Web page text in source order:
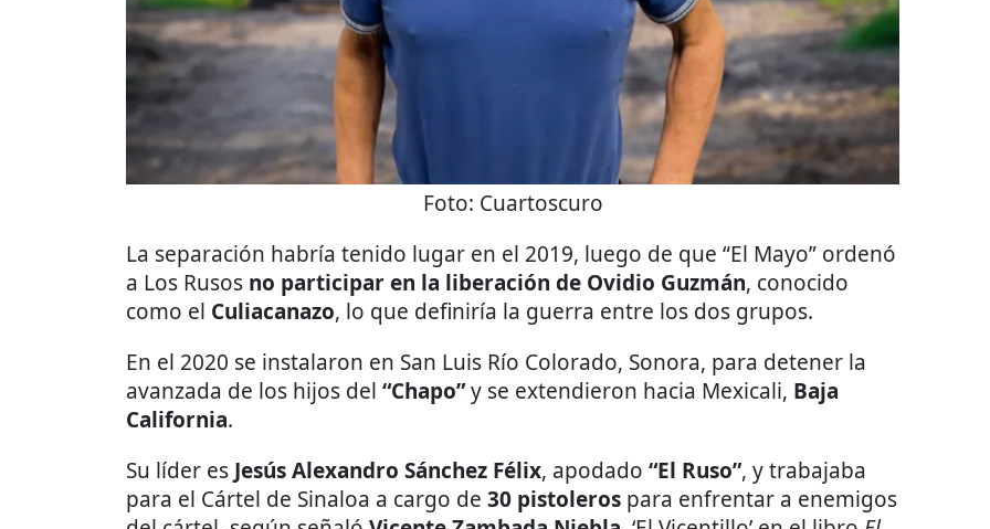
Foto: Cuartoscuro
La separación habría tenido lugar en el 2019, luego de que “El Mayo” ordenó
a Los Rusos no participar en la liberación de Ovidio Guzmán, conocido
como el Culiacanazo, lo que definiría la guerra entre los dos grupos.
En el 2020 se instalaron en San Luis Río Colorado, Sonora, para detener la
avanzada de los hijos del “Chapo”y se extendieron hacia Mexicali, Baja
California.
Su líder es Jesús Alexandro Sánchez Félix, apodado “El Ruso”, y trabajaba
para el Cártel de Sinaloa a cargo de 30 pistoleros para enfrentar a enemigos